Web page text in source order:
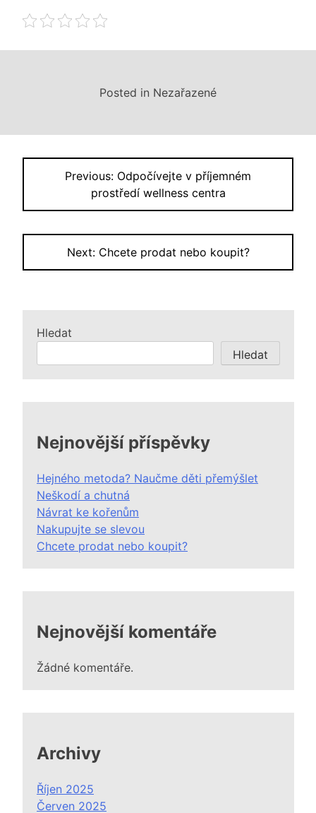
Posted in Nezařazené
NavigacePrevious: Odpočívejte v příjemném
prostředí wellness centra
Next: Chcete prodat nebo koupit?
Hledat
Hledat
Nejnovější příspěvky
Hejného metoda? Naučme děti přemýšlet
Neškodí a chutná
Návrat ke kořenům
Nakupujte se slevou
Chcete prodat nebo koupit?
Nejnovější komentáře
Žádné komentáře.
Archivy
Říjen 2025
Červen 2025